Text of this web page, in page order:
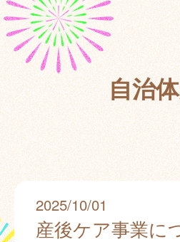
自治
2025/10/01
産後ケア事業に